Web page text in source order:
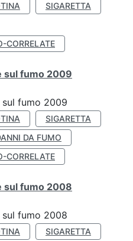
SIGARETTA
CORRELATE
sul fumo 2009
fumo 2009
SIGARETTA
DA FUMO
CORRELATE
sul fumo 2008
fumo 2008
SIGARETTA